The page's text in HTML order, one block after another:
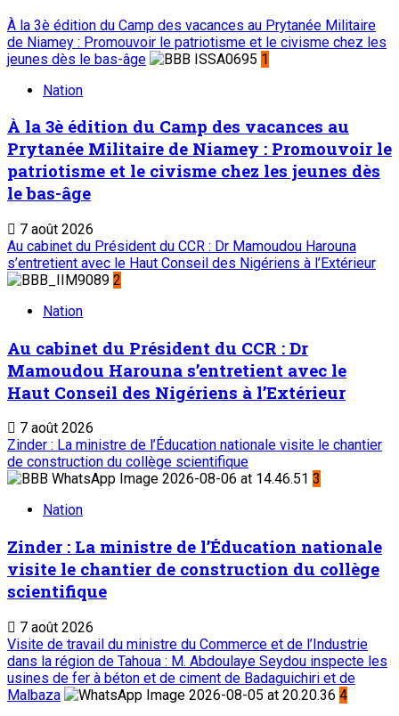
À la 3è édition du Camp des vacances au Prytanée Militaire
de Niamey : Promouvoir le patriotisme et le civisme chez les
jeunes dès le bas-âge
1
Nation
À la 3è édition du Camp des vacances au
Prytanée Militaire de Niamey : Promouvoir le
patriotisme et le civisme chez les jeunes dès
le bas-âge
7 août 2026
Au cabinet du Président du CCR : Dr Mamoudou Harouna
s’entretient avec le Haut Conseil des Nigériens à l’Extérieur
2
Nation
Au cabinet du Président du CCR : Dr
Mamoudou Harouna s’entretient avec le
Haut Conseil des Nigériens à l’Extérieur
7 août 2026
Zinder : La ministre de l’Éducation nationale visite le chantier
de construction du collège scientifique
3
Nation
Zinder : La ministre de l’Éducation nationale
visite le chantier de construction du collège
scientifique
7 août 2026
Visite de travail du ministre du Commerce et de l’Industrie
dans la région de Tahoua : M. Abdoulaye Seydou inspecte les
usines de fer à béton et de ciment de Badaguichiri et de
Malbaza
4